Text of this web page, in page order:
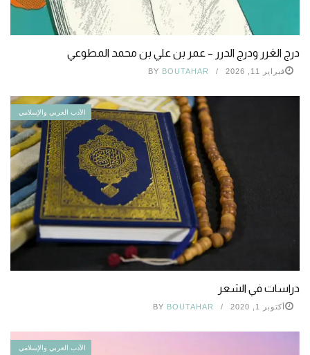
درج الغرر ودرج الدرر – عمر بن علي بن محمد المطوعي
فبراير 11, 2026 BY BOUTAHAR
الأدب العربي والإسلامي
دراسات في الشعر
أكتوبر 1, 2020 BY BOUTAHAR
الأدب العربي والإسلامي